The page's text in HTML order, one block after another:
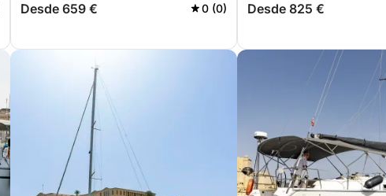
Desde 659 € 0 (0) Desde 825 €